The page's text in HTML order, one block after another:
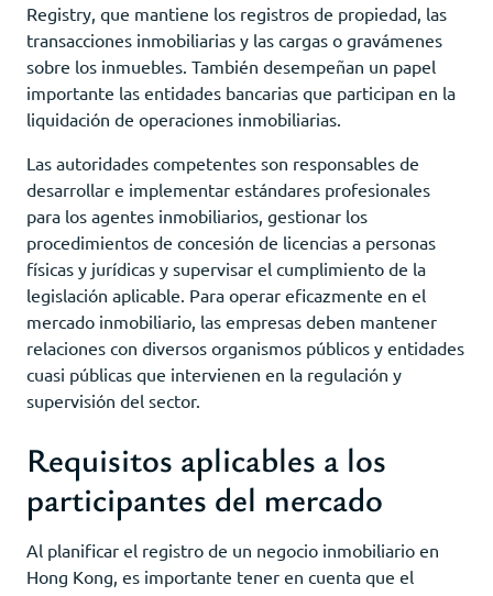
Registry, que mantiene los registros de propiedad, las
transacciones inmobiliarias y las cargas o gravámenes
sobre los inmuebles. También desempeñan un papel
importante las entidades bancarias que participan en la
liquidación de operaciones inmobiliarias.
Las autoridades competentes son responsables de
desarrollar e implementar estándares profesionales
para los agentes inmobiliarios, gestionar los
procedimientos de concesión de licencias a personas
físicas y jurídicas y supervisar el cumplimiento de la
legislación aplicable. Para operar eficazmente en el
mercado inmobiliario, las empresas deben mantener
relaciones con diversos organismos públicos y entidades
cuasi públicas que intervienen en la regulación y
supervisión del sector.
Requisitos aplicables a los
participantes del mercado
Al planificar el registro de un negocio inmobiliario en
Hong Kong, es importante tener en cuenta que el